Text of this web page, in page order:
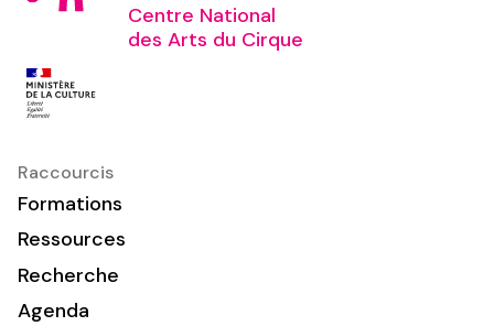
Centre National
des Arts du Cirque
Raccourcis
Formations
Ressources
Recherche
Agenda